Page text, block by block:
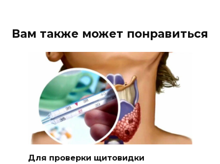
Вам также может понравиться
Для проверки щитовидки